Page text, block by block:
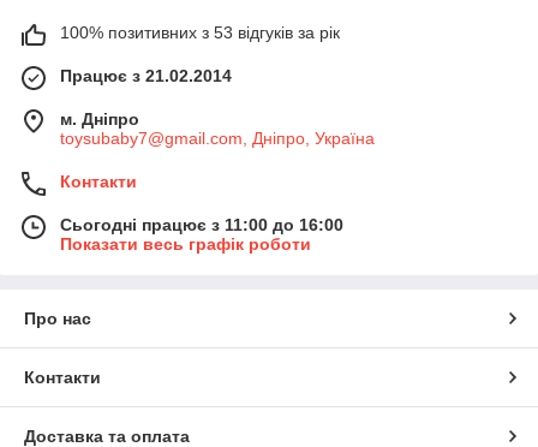
100% позитивних з 53 відгуків за рік
Працює з 21.02.2014
м. Дніпро
toysubaby7@gmail.com, Дніпро, Україна
Контакти
Сьогодні працює з 11:00 до 16:00
Показати весь графік роботи
Про нас
Контакти
Доставка та оплата